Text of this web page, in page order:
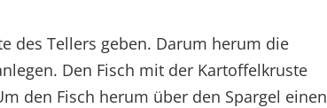
des Tellers geben. Darum herum die
Den Fisch mit der Kartoffelkruste
den Fisch herum über den Spargel einen